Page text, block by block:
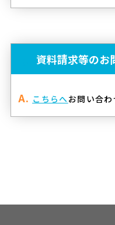
資料請求等のお
こちらへお問い合わ